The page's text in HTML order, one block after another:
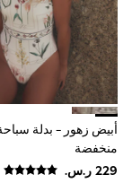
White
Grey
Green
Red
adidas
Clarks
Smiggle
أبيض زهور - بدلة
منخفضة